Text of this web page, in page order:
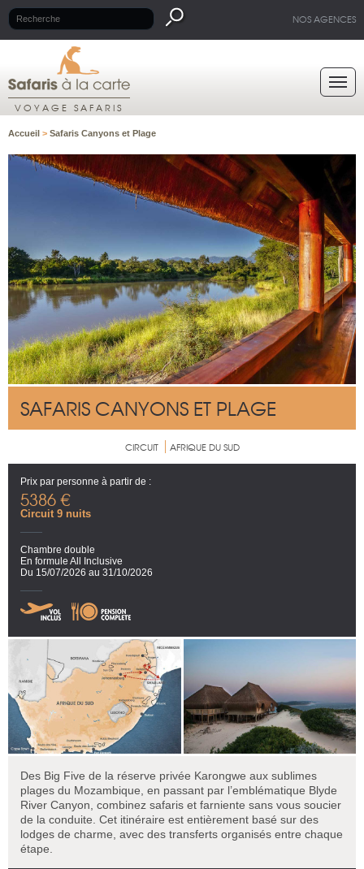
NOS AGENCES
VOYAGE SAFARIS
Accueil > Safaris Canyons et Plage
SAFARIS CANYONS ET PLAGE
CIRCUIT AFRIQUE DU SUD
Prix par personne à partir de :
5386 €
Circuit 9 nuits
Chambre double
En formule All Inclusive
Du 15/07/2026 au 31/10/2026
Des Big Five de la réserve privée Karongwe aux sublimes
plages du Mozambique, en passant par l’emblématique Blyde
River Canyon, combinez safaris et farniente sans vous soucier
de la conduite. Cet itinéraire est entièrement basé sur des
lodges de charme, avec des transferts organisés entre chaque
étape.